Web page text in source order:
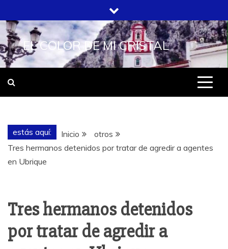
al
contenido
EL COLOR DE MI CRISTAL
estás aquí: Inicio
otros
Tres hermanos detenidos por tratar de agredir a agentes
en Ubrique
Tres hermanos detenidos
por tratar de agredir a